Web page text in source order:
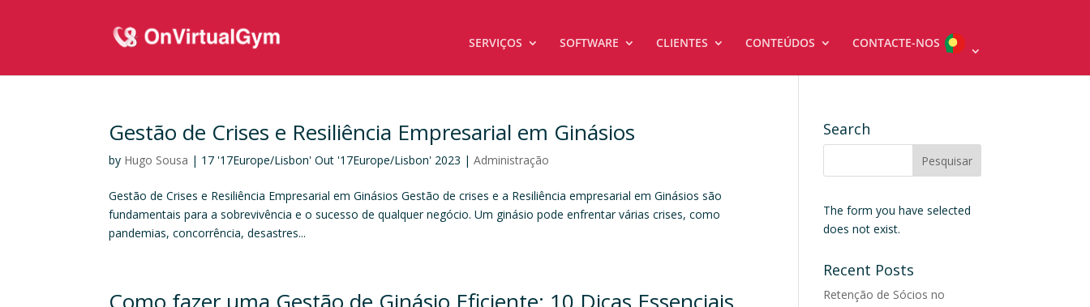
SERVIÇOS SOFTWARE CLIENTES CONTEÚDOS CONTACTE-NOS
Gestão de Crises e Resiliência Empresarial em Ginásios
by Hugo Sousa | 17 '17Europe/Lisbon' Out '17Europe/Lisbon' 2023 |Administração
Gestão de Crises e Resiliência Empresarial em Ginásios Gestão de crises e a Resiliência empresarial em Ginásios são
fundamentais para a sobrevivência e o sucesso de qualquer negócio. Um ginásio pode enfrentar várias crises, como
pandemias, concorrência, desastres...
Search
The form you have selected
does not exist.
Recent Posts
Retenção de Sócios no